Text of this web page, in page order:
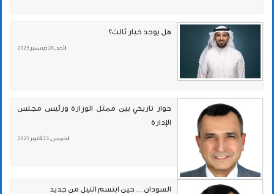
هل يوجد خيار ثالث؟
الأحد , 28 ديسمبر 2025
حوار تاريخي بين ممثل الوزارة ورئيس مجلس
الإدارة
الخميس , 23 أكتوبر 2025
السودان… حين ابتسم النيل من جديد